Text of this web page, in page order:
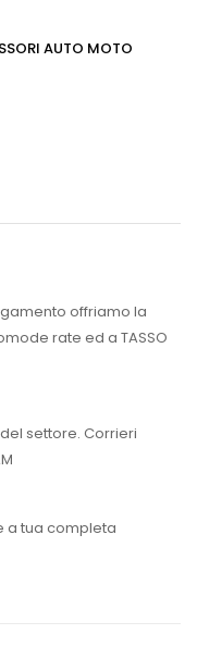
AUTO MOTO
offriamo la
rate ed a TASSO
settore. Corrieri
a tua completa